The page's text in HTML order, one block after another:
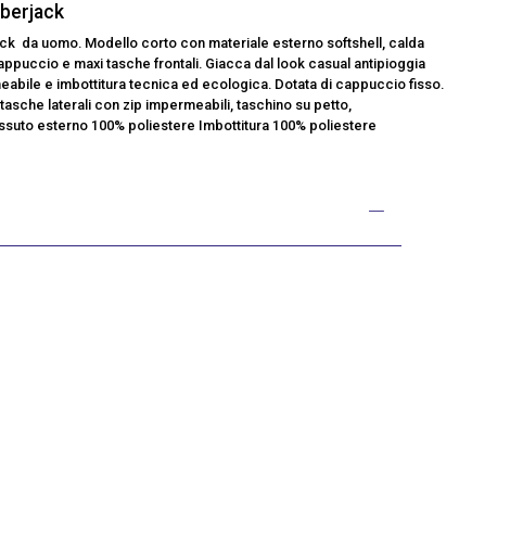
da uomo. Modello corto con materiale esterno softshell, calda
e maxi tasche frontali. Giacca dal look casual antipioggia
e imbottitura tecnica ed ecologica. Dotata di cappuccio fisso.
laterali con zip impermeabili, taschino su petto,
esterno 100% poliestere Imbottitura 100% poliestere